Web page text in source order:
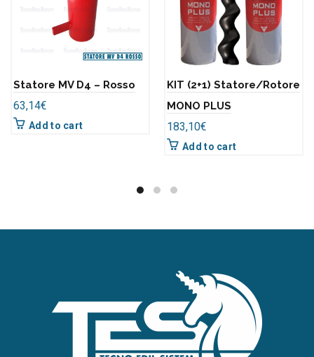
Statore MV D4 – Rosso
63,14€
Add to cart
KIT (2+1) Statore/Rotore
MONO PLUS
183,10€
Add to cart